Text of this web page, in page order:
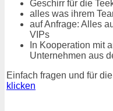
Geschirr für die
alles was ihrem
auf Anfrage: Alles
VIPs
In Kooperation mit
Unternehmen aus
Einfach fragen und für die
klicken